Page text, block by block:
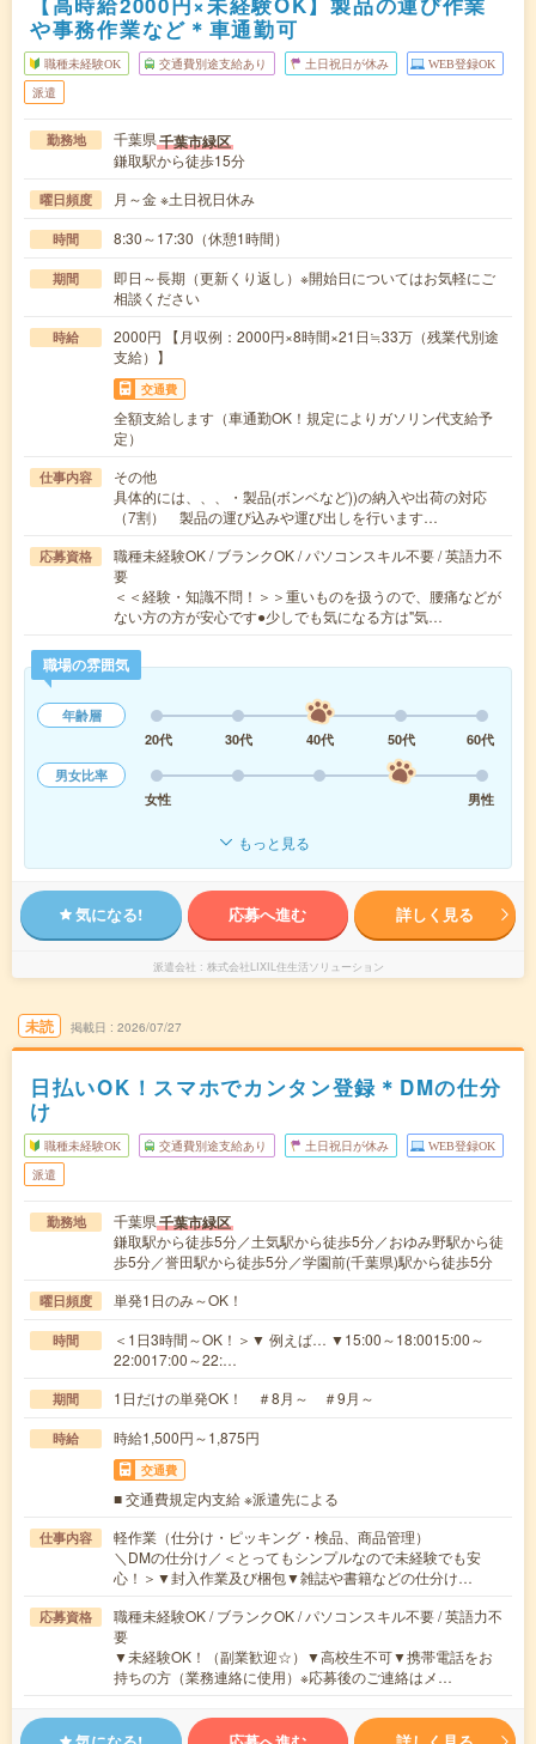
や事務作業など＊車通勤可
職種未経験OK 交通費別途支給あり 土日祝日が休み WEB登録OK
派遣
勤務地 千葉県千葉市緑区
鎌取駅から徒歩15分
曜日頻度 月～金 ※土日祝日休み
時間 8:30～17:30（休憩1時間）
期間
即日～長期（更新くり返し）※開始日についてはお気軽にご
相談ください
時給
2000円 【月収例：2000円×8時間×21日≒33万（残業代別途
支給）】
交通費
全額支給します（車通勤OK！規定によりガソリン代支給予
定）
仕事内容
その他
具体的には、、、・製品(ボンベなど))の納入や出荷の対応
（7割） 製品の運び込みや運び出しを行います…
応募資格
職種未経験OK / ブランクOK / パソコンスキル不要 / 英語力不
要
＜＜経験・知識不問！＞＞重いものを扱うので、腰痛などが
ない方の方が安心です●少しでも気になる方は"気…
職場の雰囲気
年齢層
20代
30代 40代 50代
60代
男女比率
女性
男性
もっと見る
気になる! 応募へ進む 詳しく見る
派遣会社 株式会社LIXIL住生活ソリューション
未読 掲載日 2026/07/27
日払いOK！スマホでカンタン登録＊DMの仕分
け
職種未経験OK 交通費別途支給あり 土日祝日が休み WEB登録OK
派遣
勤務地 千葉県千葉市緑区
鎌取駅から徒歩5分／土気駅から徒歩5分／おゆみ野駅から徒
歩5分／誉田駅から徒歩5分／学園前(千葉県)駅から徒歩5分
曜日頻度 単発1日のみ～OK！
時間
＜1日3時間～OK！＞▼ 例えば… ▼15:00～18:0015:00～
22:0017:00～22:…
期間 1日だけの単発OK！ ＃8月～ ＃9月～
時給 時給1,500円～1,875円
交通費
■ 交通費規定内支給 ※派遣先による
仕事内容
軽作業（仕分け・ピッキング・検品、商品管理）
＼DMの仕分け／＜とってもシンプルなので未経験でも安
心！＞▼封入作業及び梱包▼雑誌や書籍などの仕分け…
応募資格
職種未経験OK / ブランクOK / パソコンスキル不要 / 英語力不
要
▼未経験OK！（副業歓迎☆）▼高校生不可▼携帯電話をお
持ちの方（業務連絡に使用）※応募後のご連絡はメ…